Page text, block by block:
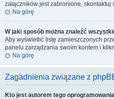
załączników jest zabronione, skontaktuj
Na górę
W jaki sposób można znaleźć
Aby wyświetlić listę zamieszczonych
panelu zarządzania swoim kontem i
Na górę
Zagadnienia związane z
Kto jest autorem tego